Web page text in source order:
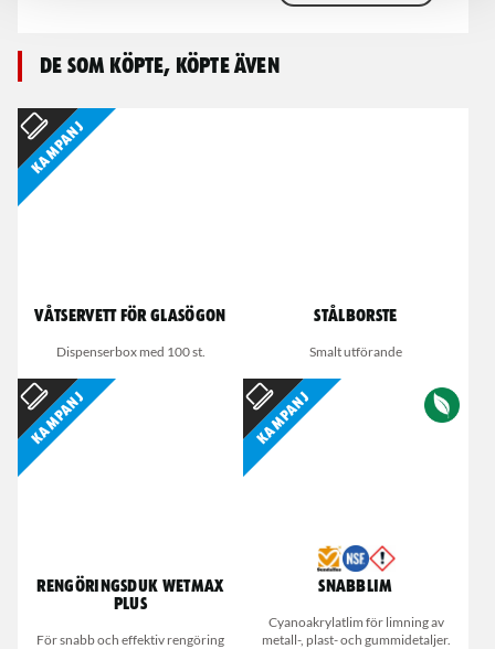
De som köpte, köpte även
Kampanj
Våtservett för glasögon
Dispenserbox med 100 st.
Stålborste
Smalt utförande
Kampanj
Rengöringsduk Wetmax
Plus
För snabb och effektiv rengöring
Kampanj
Snabblim
Cyanoakrylatlim för limning av
metall-, plast- och gummidetaljer.